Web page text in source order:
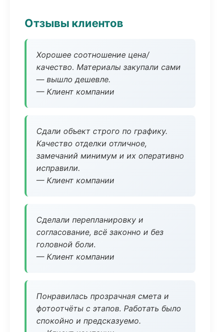
Отзывы клиентов
Хорошее соотношение цена/
качество. Материалы закупали сами
— вышло дешевле.
— Клиент компании
Сдали объект строго по графику.
Качество отделки отличное,
замечаний минимум и их оперативно
исправили.
— Клиент компании
Сделали перепланировку и
согласование, всё законно и без
головной боли.
— Клиент компании
Понравилась прозрачная смета и
фотоотчёты с этапов. Работать было
спокойно и предсказуемо.